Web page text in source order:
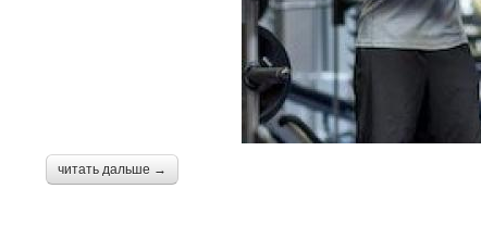
читать дальше →